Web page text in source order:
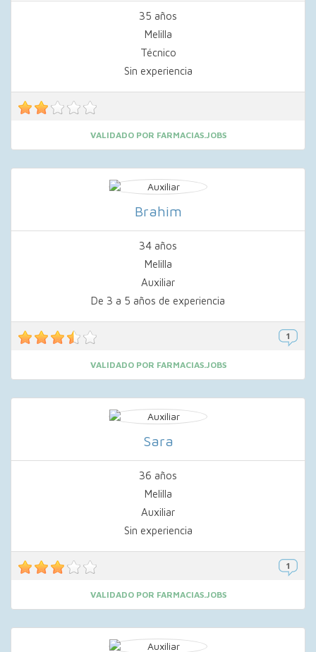
35 años
Melilla
Técnico
Sin experiencia
VALIDADO POR FARMACIAS.JOBS
Brahim
34 años
Melilla
Auxiliar
De 3 a 5 años de experiencia
VALIDADO POR FARMACIAS.JOBS
Sara
36 años
Melilla
Auxiliar
Sin experiencia
VALIDADO POR FARMACIAS.JOBS